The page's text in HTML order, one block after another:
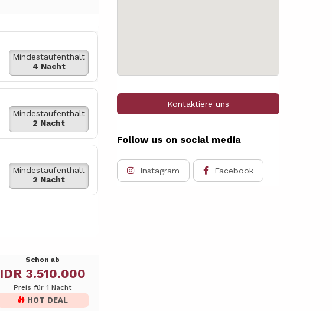
Mindestaufenthalt
4 Nacht
Mindestaufenthalt
2 Nacht
Mindestaufenthalt
2 Nacht
Schon ab
IDR 3.510.000
Preis für 1 Nacht
HOT DEAL
Kontaktiere uns
Follow us on social media
Instagram Facebook